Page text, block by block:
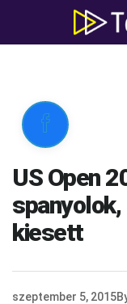

US Open
kiesett
szeptember 5, 2015